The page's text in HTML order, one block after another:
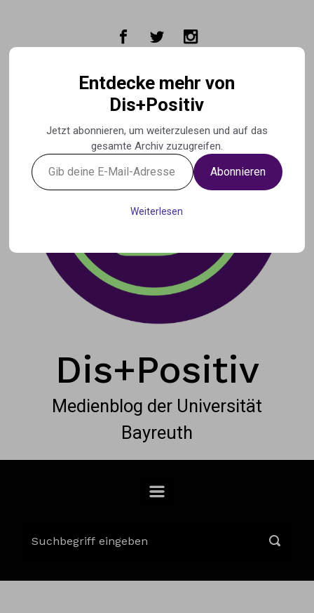
Dis+Positiv
Medienblog der Universität
Bayreuth
Entdecke mehr von
Dis+Positiv
Jetzt abonnieren, um weiterzulesen und auf das
gesamte Archiv zuzugreifen.
Gib
deine
Abonnieren
Weiterlesen